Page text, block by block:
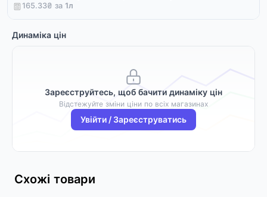
165.33₴ за 1л
Динаміка цін
Зареєструйтесь, щоб бачити динаміку цін
Відстежуйте зміни ціни по всіх магазинах
Увійти / Зареєструватись
Схожі товари